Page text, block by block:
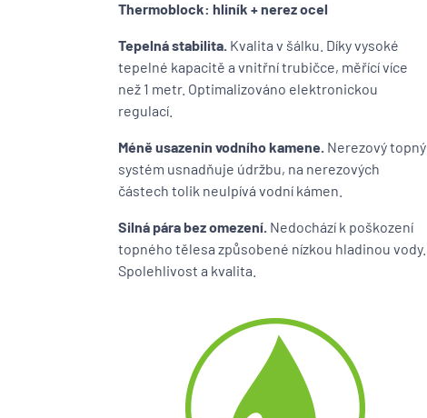
Thermoblock: hliník + nerez ocel
Tepelná stabilita. Kvalita v šálku. Díky vysoké
tepelné kapacitě a vnitřní trubičce, měřící více
než 1 metr. Optimalizováno elektronickou
regulací.
Méně usazenin vodního kamene. Nerezový topný
systém usnadňuje údržbu, na nerezových
částech tolik neulpívá vodní kámen.
Silná pára bez omezení. Nedochází k poškození
topného tělesa způsobené nízkou hladinou vody.
Spolehlivost a kvalita.